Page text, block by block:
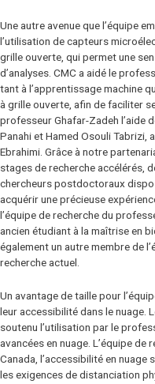
Une autre avenue que l’équipe
l’utilisation de capteurs
grille ouverte, qui permet une
d’analyses. CMC a aidé le
tant à l’apprentissage machine
à grille ouverte, afin de faciliter
professeur Ghafar-Zadeh l’aide
Panahi et Hamed Osouli Tabrizi,
Ebrahimi. Grâce à notre
stages de recherche accélérés,
chercheurs postdoctoraux
acquérir une précieuse
l’équipe de recherche du
ancien étudiant à la maîtrise en
également un autre membre de
recherche actuel.
Un avantage de taille pour
leur accessibilité dans le nuage.
soutenu l’utilisation par le
avancées en nuage. L’équipe
Canada, l’accessibilité en
les exigences de distanciation